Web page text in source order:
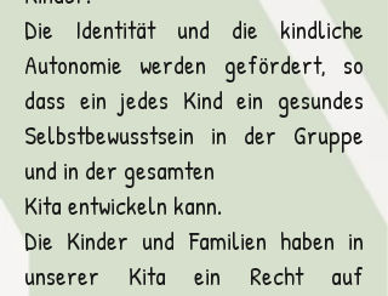
Die Identität und die kindliche
Autonomie werden gefördert, so
dass ein jedes Kind ein gesundes
Selbstbewusstsein in der Gruppe
und in der gesamten
Kita entwickeln kann.
Die Kinder und Familien haben in
unserer Kita ein Recht auf